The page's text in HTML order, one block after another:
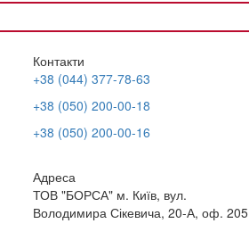
Контакти
+38 (044) 377-78-63
+38 (050) 200-00-18
+38 (050) 200-00-16
Адреса
ТОВ "БОРСА" м. Київ, вул.
Володимира Сікевича, 20-А, оф. 205